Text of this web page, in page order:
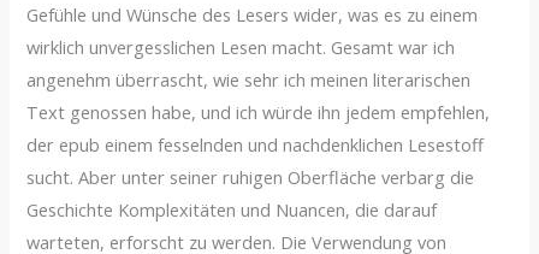
Gefühle und Wünsche des Lesers wider, was es zu einem
wirklich unvergesslichen Lesen macht. Gesamt war ich
angenehm überrascht, wie sehr ich meinen literarischen
Text genossen habe, und ich würde ihn jedem empfehlen,
der epub einem fesselnden und nachdenklichen Lesestoff
sucht. Aber unter seiner ruhigen Oberfläche verbarg die
Geschichte Komplexitäten und Nuancen, die darauf
warteten, erforscht zu werden. Die Verwendung von